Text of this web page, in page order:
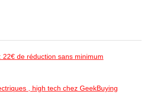
22€ de réduction sans minimum
, high tech chez GeekBuying